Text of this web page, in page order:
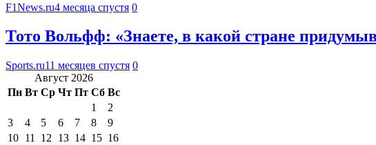
F1News.ru4 месяца спустя 0
Тото Вольфф: «Знаете, в какой стране
Sports.ru11 месяцев спустя 0
Август 2026
Пн Вт Ср Чт Пт Сб Вс
1
2
3
4 5 6 7 8
9
10 11 12 13 14 15 16